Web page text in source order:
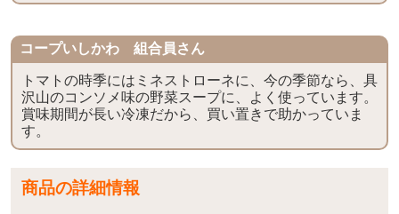
コープいしかわ 組合員さん
トマトの時季にはミネストローネに、今の季節なら、具
沢山のコンソメ味の野菜スープに、よく使っています。
賞味期間が長い冷凍だから、買い置きで助かっていま
す。
商品の詳細情報